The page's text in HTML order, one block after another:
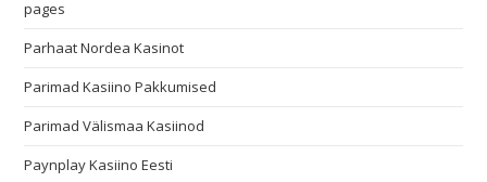
pages
Parhaat Nordea Kasinot
Parimad Kasiino Pakkumised
Parimad Välismaa Kasiinod
Paynplay Kasiino Eesti